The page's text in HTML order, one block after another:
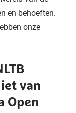
en behoeften.
onze
van
Open